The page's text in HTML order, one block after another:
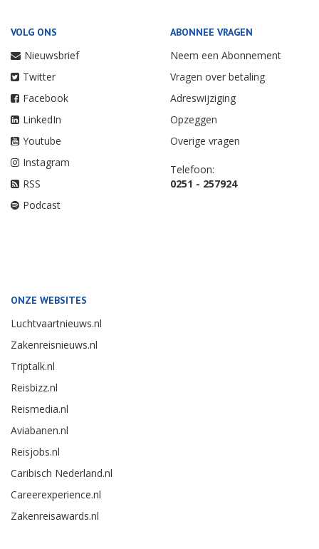
VOLG ONS
Nieuwsbrief
Twitter
Facebook
LinkedIn
Youtube
Instagram
RSS
Podcast
ABONNEE VRAGEN
Neem een Abonnement
Vragen over betaling
Adreswijziging
Opzeggen
Overige vragen
Telefoon:
0251 - 257924
ONZE WEBSITES
Luchtvaartnieuws.nl
Zakenreisnieuws.nl
Triptalk.nl
Reisbizz.nl
Reismedia.nl
Aviabanen.nl
Reisjobs.nl
Caribisch Nederland.nl
Careerexperience.nl
Zakenreisawards.nl